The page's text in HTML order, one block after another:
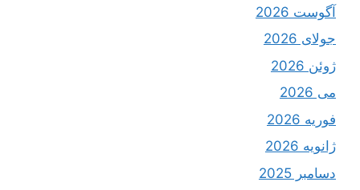
آگوست 2026
جولای 2026
ژوئن 2026
می 2026
فوریه 2026
ژانویه 2026
دسامبر 2025